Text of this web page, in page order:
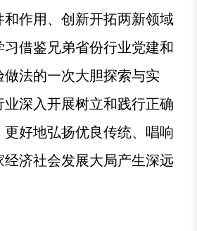
和作用、创新开拓两新领域
借鉴兄弟省份行业党建和
法的一次大胆探索与实
深入开展树立和践行正确
好地弘扬优良传统、唱响
经济社会发展大局产生深远